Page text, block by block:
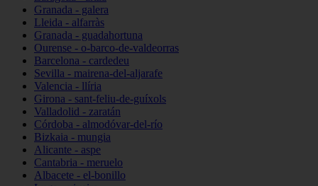
Granada - galera
Lleida - alfarràs
Granada - guadahortuna
Ourense - o-barco-de-valdeorras
Barcelona - cardedeu
Sevilla - mairena-del-aljarafe
Valencia - llíria
Girona - sant-feliu-de-guíxols
Valladolid - zaratán
Córdoba - almodóvar-del-río
Bizkaia - mungia
Alicante - aspe
Cantabria - meruelo
Albacete - el-bonillo